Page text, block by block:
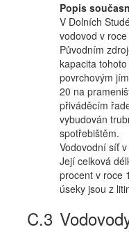
Popis
V Dolních
vodovod v
Původním
kapacita
povrchovým
20 na
přiváděcím
vybudován
spotřebištěm.
Vodovodní síť
Její celková
procent v roce
úseky jsou z